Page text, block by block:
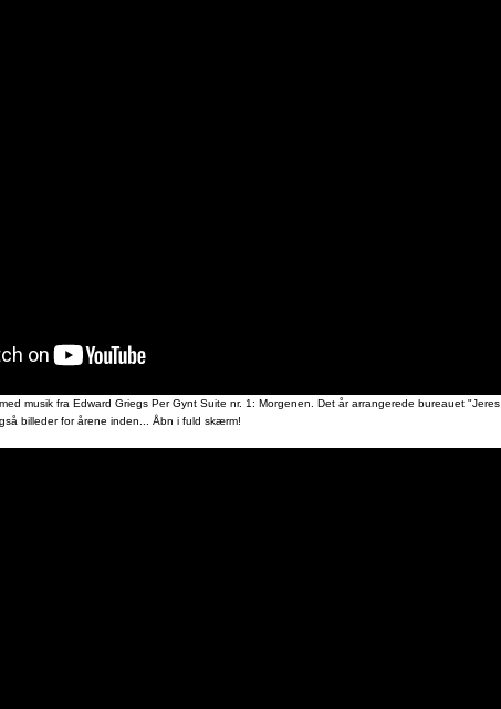
musik fra Edward Griegs Per Gynt Suite nr. 1: Morgenen. Det år arrangerede bureauet "Jeres
billeder for årene inden... Åbn i fuld skærm!